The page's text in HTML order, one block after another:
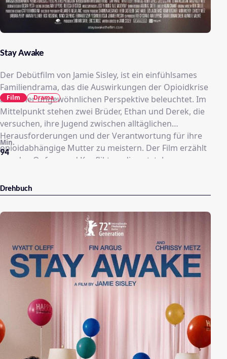
Stay Awake
Der Debütfilm von Jamie Sisley, ist ein einfühlsames
Familiendrama, das die Auswirkungen der Opioidkrise
aus einer ungewöhnlichen Perspektive beleuchtet. Im
Mittelpunkt stehen zwei Brüder, Ethan und Derek, die
versuchen, ihre Jugend zwischen alltäglichen
Herausforderungen und der Verantwortung für ihre
opioidabhängige Mutter zu meistern. Der Film erzählt
von den Opfern und Konflikten, die entstehen, wenn
helfen, ohne sich selbst zu verlieren. Mit leisen Tönen
und realistischen Charakteren fängt der Film die
ohne in Klischees zu verfallen​
94
Min.
Film Drama
Drehbuch